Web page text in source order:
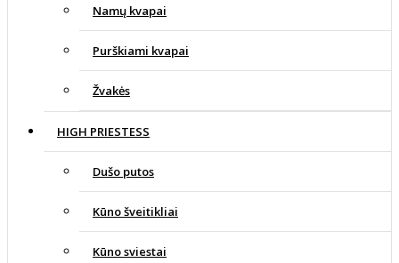
Namų kvapai
Purškiami kvapai
Žvakės
HIGH PRIESTESS
Dušo putos
Kūno šveitikliai
Kūno sviestai